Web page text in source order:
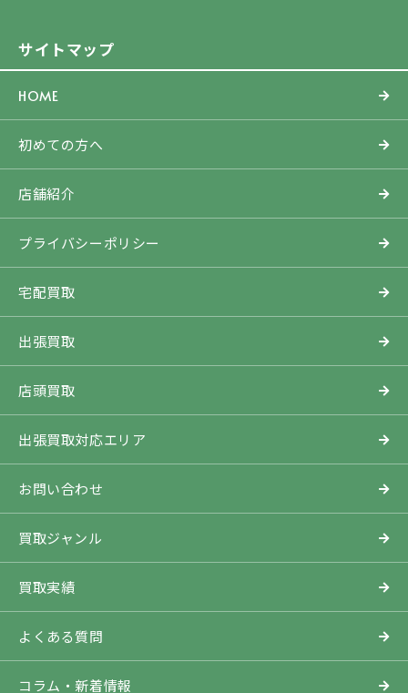
サイトマップ
HOME
初めての方へ
店舗紹介
プライバシーポリシー
宅配買取
出張買取
店頭買取
出張買取対応エリア
お問い合わせ
買取ジャンル
買取実績
よくある質問
コラム・新着情報